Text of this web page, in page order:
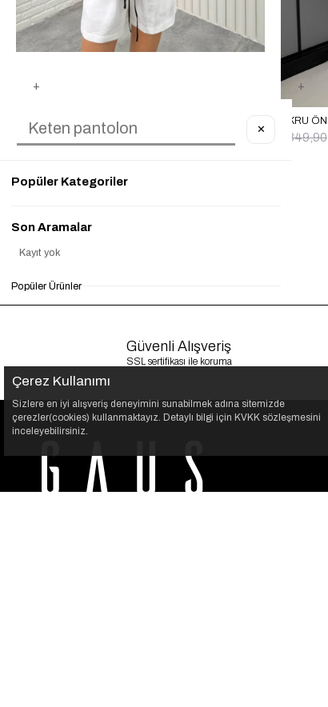
%75
₺249,90
₺999,90 ₺849,90
Güvenli Alışveriş
SSL sertifikası ile koruma
Çerez Kullanımı
Sizlere en iyi alışveriş deneyimini sunabilmek adına sitemizde
çerezler(cookies) kullanmaktayız. Detaylı bilgi için KVKK sözleşmesini
inceleyebilirsiniz.
✕
Popüler Kategoriler
Son Aramalar
Kayıt yok
Popüler Ürünler